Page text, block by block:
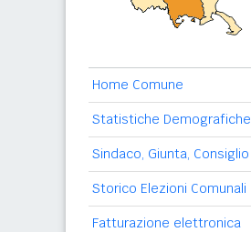
Home Comune
Statistiche Demografiche
Sindaco, Giunta, Consiglio
Storico Elezioni Comunali
Fatturazione elettronica